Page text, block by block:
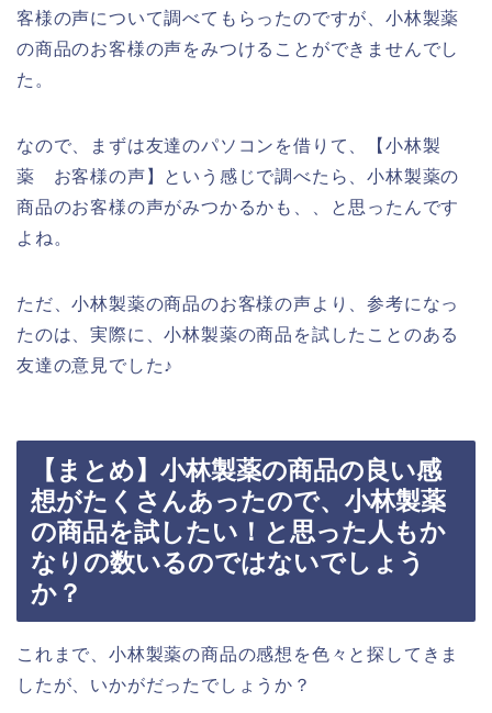
客様の声について調べてもらったのですが、小林製薬
の商品のお客様の声をみつけることができませんでし
た。
なので、まずは友達のパソコンを借りて、【小林製
薬 お客様の声】という感じで調べたら、小林製薬の
商品のお客様の声がみつかるかも、、と思ったんです
よね。
ただ、小林製薬の商品のお客様の声より、参考になっ
たのは、実際に、小林製薬の商品を試したことのある
友達の意見でした♪
【まとめ】小林製薬の商品の良い感
想がたくさんあったので、小林製薬
の商品を試したい！と思った人もか
なりの数いるのではないでしょう
か？
これまで、小林製薬の商品の感想を色々と探してきま
したが、いかがだったでしょうか？